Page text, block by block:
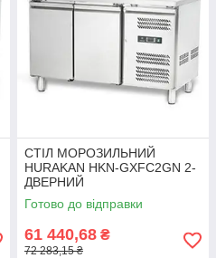
СТІЛ МОРОЗИЛЬНИЙ
HURAKAN HKN-GXFC2GN 2-
ДВЕРНИЙ
Готово до відправки
61 440,68 ₴
72 283,15 ₴